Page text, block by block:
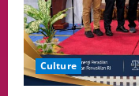
5
Culture